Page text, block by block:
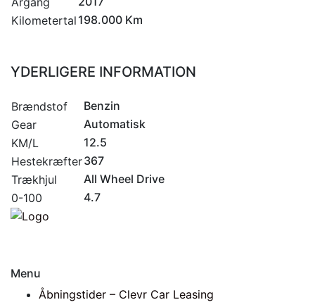
Kilometertal 198.000 Km
YDERLIGERE INFORMATION
Brændstof
Benzin
Gear
Automatisk
KM/L
12.5
Hestekræfter367
Trækhjul
All Wheel Drive
0-100
4.7
Menu
Åbningstider – Clevr Car Leasing